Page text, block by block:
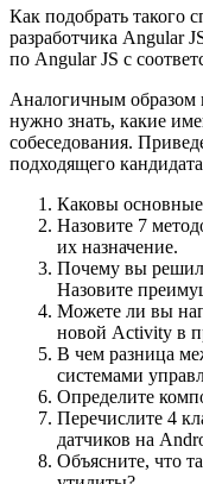
Как подобрать такого
разработчика Angular
по Angular JS с
Аналогичным образом
нужно знать, какие
собеседования.
подходящего
Каковы
Назовите 7
их назначение.
Почему вы
Назовите
Можете ли вы
новой Activity в
В чем разница
системами
Определите
Перечислите 4
датчиков на
Объясните, что